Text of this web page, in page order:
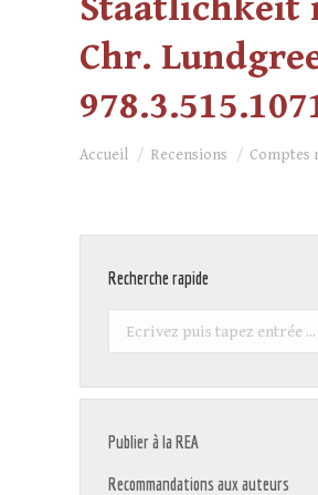
Staatlichkeit
Chr.
Vous êtes ici :
Accueil Recensions Comptes
Recherche rapide
Recherche
Publier à la REA
Recommandations aux auteurs